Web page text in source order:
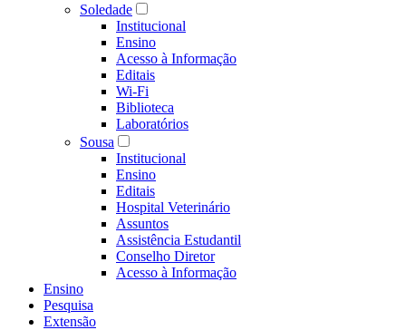
Soledade
Institucional
Ensino
Acesso à Informação
Editais
Wi-Fi
Biblioteca
Laboratórios
Sousa
Institucional
Ensino
Editais
Hospital Veterinário
Assuntos
Assistência Estudantil
Conselho Diretor
Acesso à Informação
Ensino
Pesquisa
Extensão